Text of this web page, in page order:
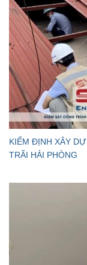
KIỂM ĐỊNH XÂY
TRÃI HẢI PHÒNG